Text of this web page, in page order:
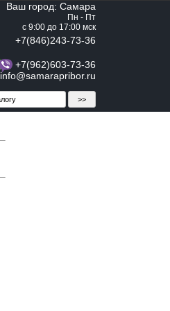
Ваш город: Самара
Пн - Пт
с 9:00 до 17:00 мск
+7(846)243-73-36
+7(962)603-73-36
info@samarapribor.ru